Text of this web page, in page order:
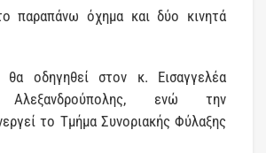
παραπάνω όχημα και δύο κινητά
θα οδηγηθεί στον κ. Εισαγγελέα
Αλεξανδρούπολης, ενώ την
το Τμήμα Συνοριακής Φύλαξης